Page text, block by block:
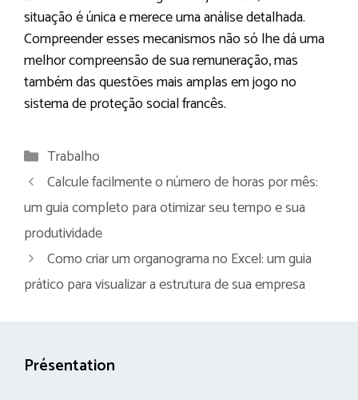
situação é única e merece uma análise detalhada.
Compreender esses mecanismos não só lhe dá uma
melhor compreensão de sua remuneração, mas
também das questões mais amplas em jogo no
sistema de proteção social francês.
Categorias
Trabalho
Calcule facilmente o número de horas por mês:
um guia completo para otimizar seu tempo e sua
produtividade
Como criar um organograma no Excel: um guia
prático para visualizar a estrutura de sua empresa
Présentation